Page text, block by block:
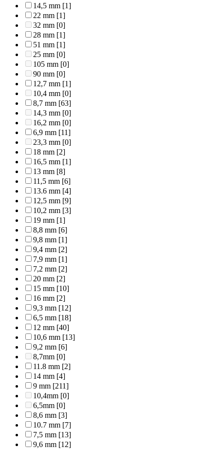
14,5 mm [1]
22 mm [1]
32 mm [0]
28 mm [1]
51 mm [1]
25 mm [0]
105 mm [0]
90 mm [0]
12,7 mm [1]
10,4 mm [0]
8,7 mm [63]
14,3 mm [0]
16,2 mm [0]
6,9 mm [11]
23,3 mm [0]
18 mm [2]
16,5 mm [1]
13 mm [8]
11,5 mm [6]
13.6 mm [4]
12,5 mm [9]
10,2 mm [3]
19 mm [1]
8,8 mm [6]
9,8 mm [1]
9,4 mm [2]
7,9 mm [1]
7,2 mm [2]
20 mm [2]
15 mm [10]
16 mm [2]
9,3 mm [12]
6,5 mm [18]
12 mm [40]
10,6 mm [13]
9,2 mm [6]
8,7mm [0]
11.8 mm [2]
14 mm [4]
9 mm [211]
10,4mm [0]
6,5mm [0]
8,6 mm [3]
10.7 mm [7]
7,5 mm [13]
9,6 mm [12]